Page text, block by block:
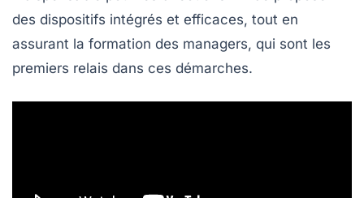
des dispositifs intégrés et efficaces, tout en
assurant la formation des managers, qui sont les
premiers relais dans ces démarches.